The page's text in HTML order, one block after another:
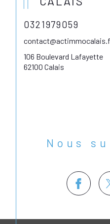
0321979059
106 Boulevard Lafayette
62100 Calais
Nous